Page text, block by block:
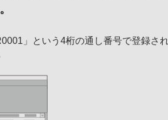
」という4桁の通し番号で登録さ